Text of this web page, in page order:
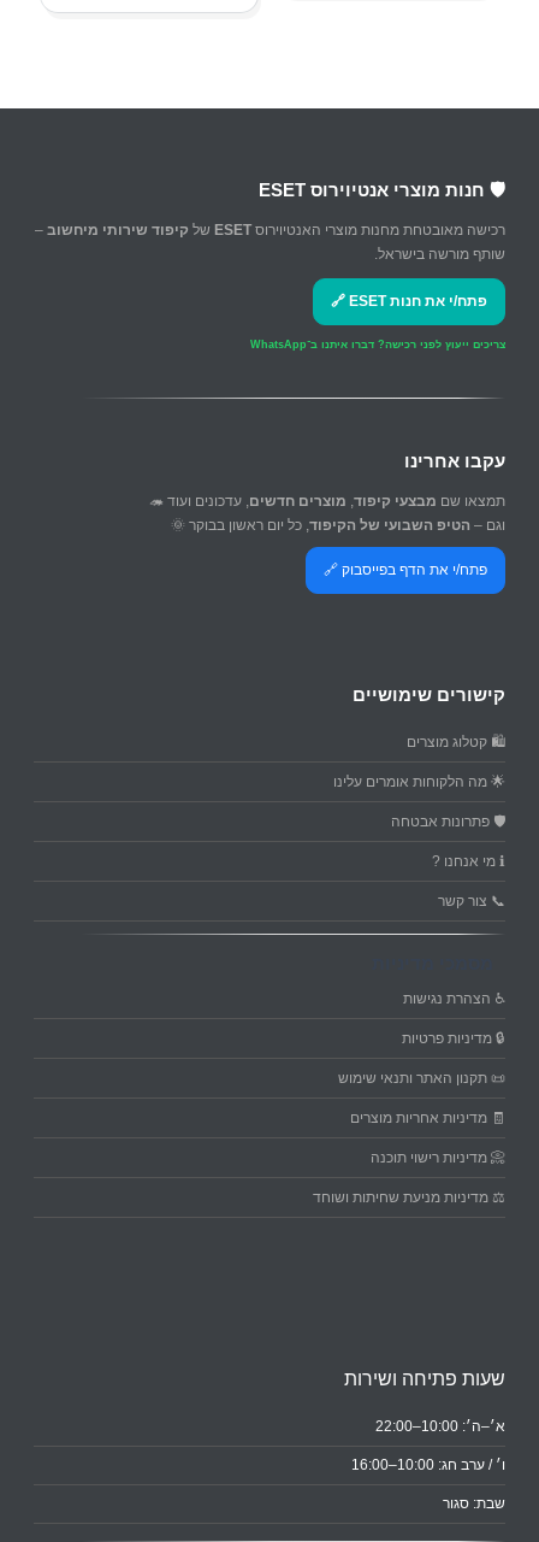
🛡️ חנות מוצרי אנטיוירוס ESET
רכישה מאובטחת מחנות מוצרי האנטיוירוס ESET של קיפוד שירותי מיחשוב –
שותף מורשה בישראל.
פתח/י את חנות ESET 🔗
צריכים ייעוץ לפני רכישה? דברו איתנו ב־WhatsApp
עקבו אחרינו
תמצאו שם מבצעי קיפוד, מוצרים חדשים, עדכונים ועוד 🦔
וגם – הטיפ השבועי של הקיפוד, כל יום ראשון בבוקר 🌞
פתח/י את הדף בפייסבוק 🔗
קישורים שימושיים
🛍️ קטלוג מוצרים
🌟 מה הלקוחות אומרים עלינו
🛡️ פתרונות אבטחה
ℹ️ מי אנחנו ?
📞 צור קשר
♿ הצהרת נגישות
🔒 מדיניות פרטיות
📜 תקנון האתר ותנאי שימוש
🧾 מדיניות אחריות מוצרים
📀 מדיניות רישוי תוכנה
⚖️ מדיניות מניעת שחיתות ושוחד
שעות פתיחה ושירות
א׳–ה׳: 10:00–22:00
ו׳ / ערב חג: 10:00–16:00
שבת: סגור